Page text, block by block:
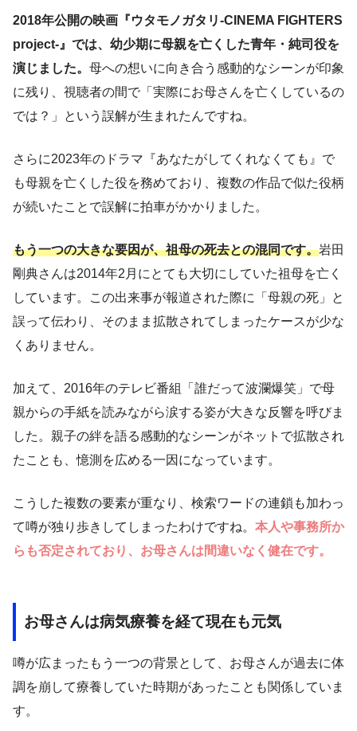
2018年公開の映画『ウタモノガタリ-CINEMA FIGHTERS
project-』では、幼少期に母親を亡くした青年・純司役を
演じました。 母への想いに向き合う感動的なシーンが印象
に残り、視聴者の間で「実際にお母さんを亡くしているの
では？」という誤解が生まれたんですね。
さらに2023年のドラマ『あなたがしてくれなくても』で
も母親を亡くした役を務めており、複数の作品で似た役柄
が続いたことで誤解に拍車がかかりました。
もう一つの大きな要因が、祖母の死去との混同です。岩田
剛典さんは2014年2月にとても大切にしていた祖母を亡く
しています。この出来事が報道された際に「母親の死」と
誤って伝わり、そのまま拡散されてしまったケースが少な
くありません。
加えて、2016年のテレビ番組「誰だって波瀾爆笑」で母
親からの手紙を読みながら涙する姿が大きな反響を呼びま
した。親子の絆を語る感動的なシーンがネットで拡散され
たことも、憶測を広める一因になっています。
こうした複数の要素が重なり、検索ワードの連鎖も加わっ
て噂が独り歩きしてしまったわけですね。 本人や事務所か
らも否定されており、お母さんは間違いなく健在です。
お母さんは病気療養を経て現在も元気
噂が広まったもう一つの背景として、お母さんが過去に体
調を崩して療養していた時期があったことも関係していま
す。